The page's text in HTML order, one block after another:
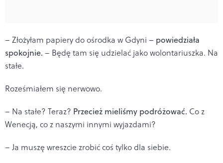
– Złożyłam papiery do ośrodka w Gdyni – powiedziała
spokojnie. – Będę tam się udzielać jako wolontariuszka. Na
stałe.
Roześmiałem się nerwowo.
– Na stałe? Teraz? Przecież mieliśmy podróżować. Co z
Wenecją, co z naszymi innymi wyjazdami?
– Ja muszę wreszcie zrobić coś tylko dla siebie.